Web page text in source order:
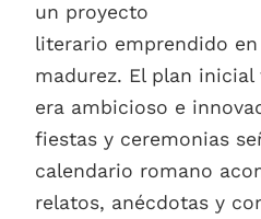
un proyecto
literario emprendido
madurez. El plan
era ambicioso e
fiestas y ceremonias
calendario romano
relatos, anécdotas y